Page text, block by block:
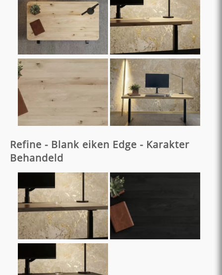
Refine - Blank eiken Edge - Karakter
Behandeld